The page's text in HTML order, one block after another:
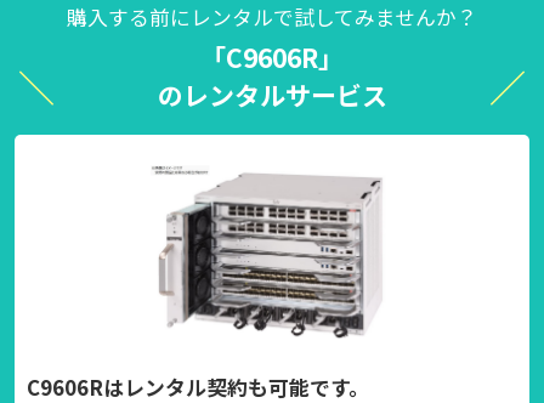
購入する前にレンタルで試してみませんか？
「C9606R」
のレンタルサービス
C9606Rはレンタル契約も可能です。